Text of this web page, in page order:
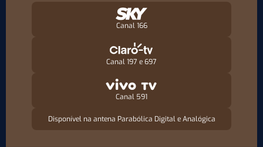
Canal 166
Canal 197 e 697
Canal 591
Disponível na antena Parabólica Digital e Analógica